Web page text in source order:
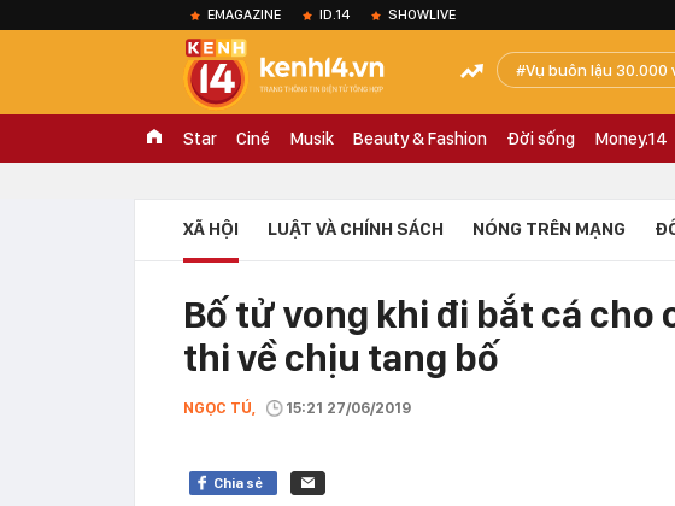
EMAGAZINE ID.14 SHOWLIVE
Vụ buôn lậu 30.000
Star Ciné Musik Beauty & Fashion Đời sống Money.14
XÃ HỘI LUẬT VÀ CHÍNH SÁCH NÓNG TRÊN MẠNG
Bố tử vong khi đi bắt cá cho
thi về chịu tang bố
NGỌC TÚ, 15:21 27/06/2019
Chia sẻ